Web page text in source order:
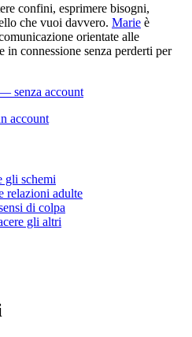
confini, esprimere bisogni,
che vuoi davvero. Marie è
orientate alle
in connessione senza perderti per
senza account
account
gli schemi
relazioni adulte
di colpa
gli altri